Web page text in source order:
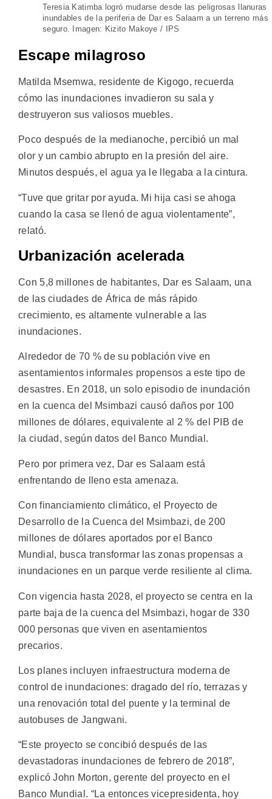
Teresia Katimba logró mudarse desde las peligrosas llanuras
inundables de la periferia de Dar es Salaam a un terreno más
seguro. Imagen: Kizito Makoye / IPS
Escape milagroso
Matilda Msemwa, residente de Kigogo, recuerda
cómo las inundaciones invadieron su sala y
destruyeron sus valiosos muebles.
Poco después de la medianoche, percibió un mal
olor y un cambio abrupto en la presión del aire.
Minutos después, el agua ya le llegaba a la cintura.
“Tuve que gritar por ayuda. Mi hija casi se ahoga
cuando la casa se llenó de agua violentamente”,
relató.
Urbanización acelerada
Con 5,8 millones de habitantes, Dar es Salaam, una
de las ciudades de África de más rápido
crecimiento, es altamente vulnerable a las
inundaciones.
Alrededor de 70 % de su población vive en
asentamientos informales propensos a este tipo de
desastres. En 2018, un solo episodio de inundación
en la cuenca del Msimbazi causó daños por 100
millones de dólares, equivalente al 2 % del PIB de
la ciudad, según datos del Banco Mundial.
Pero por primera vez, Dar es Salaam está
enfrentando de lleno esta amenaza.
Con financiamiento climático, el Proyecto de
Desarrollo de la Cuenca del Msimbazi, de 200
millones de dólares aportados por el Banco
Mundial, busca transformar las zonas propensas a
inundaciones en un parque verde resiliente al clima.
Con vigencia hasta 2028, el proyecto se centra en la
parte baja de la cuenca del Msimbazi, hogar de 330
000 personas que viven en asentamientos
precarios.
Los planes incluyen infraestructura moderna de
control de inundaciones: dragado del río, terrazas y
una renovación total del puente y la terminal de
autobuses de Jangwani.
“Este proyecto se concibió después de las
devastadoras inundaciones de febrero de 2018”,
explicó John Morton, gerente del proyecto en el
Banco Mundial. “La entonces vicepresidenta, hoy